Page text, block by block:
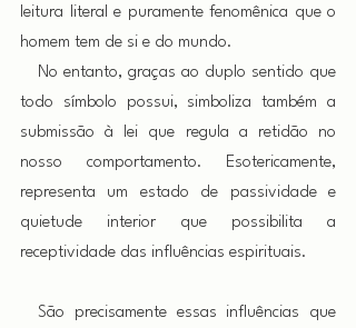
leitura literal e puramente fenomênica que o
homem tem de si e do mundo.
No entanto, graças ao duplo sentido que
todo símbolo possui, simboliza também a
submissão à lei que regula a retidão no
nosso comportamento. Esotericamente,
representa um estado de passividade e
quietude interior que possibilita a
receptividade das influências espirituais.
São precisamente essas influências que